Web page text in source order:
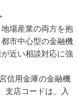
場産業の両方を抱
市中心型の金融機
近い相談対応に強
信用金庫の金融機
支店コードは、入